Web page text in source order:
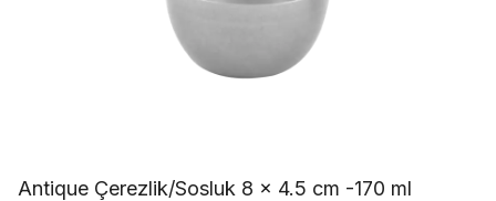
Antique Çerezlik/Sosluk 8 x 4.5 cm -170 ml